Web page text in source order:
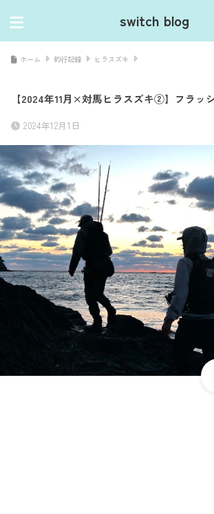
switch blog
ホーム 釣行記録 ヒラスズキ
【2024年11月×対馬ヒラスズキ②】フラッ
2024年12月1日